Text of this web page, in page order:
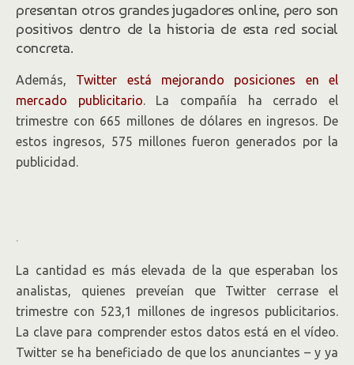
presentan otros grandes jugadores online, pero son
positivos dentro de la historia de esta red social
concreta.
Además, Twitter está mejorando posiciones en el
mercado publicitario. La compañía ha cerrado el
trimestre con 665 millones de dólares en ingresos. De
estos ingresos, 575 millones fueron generados por la
publicidad.
.
La cantidad es más elevada de la que esperaban los
analistas, quienes preveían que Twitter cerrase el
trimestre con 523,1 millones de ingresos publicitarios.
La clave para comprender estos datos está en el vídeo.
Twitter se ha beneficiado de que los anunciantes – y ya